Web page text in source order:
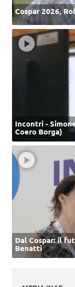
Cospar 2026,
Incontri -
Coero Borga)
Dal Cospar: il
Benatti